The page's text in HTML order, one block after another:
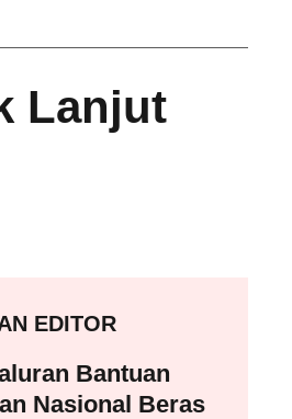
Lanjut
EDITOR
Bantuan
Nasional Beras